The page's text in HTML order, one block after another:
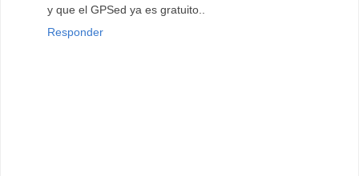
y que el GPSed ya es gratuito..
Responder